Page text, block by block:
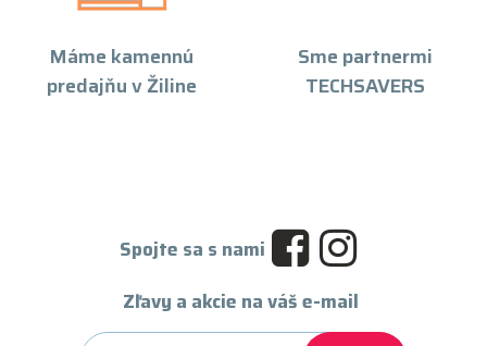
Máme kamennú
predajňu v Žiline
Sme partnermi
TECHSAVERS
Spojte sa s nami
Zľavy a akcie na váš e-mail